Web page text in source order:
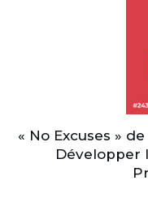
« No Excuses »
Développer